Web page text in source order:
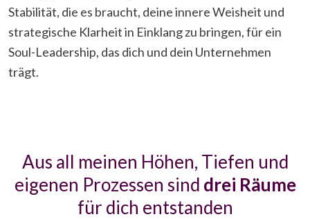
Stabilität, die es braucht, deine innere Weisheit und
strategische Klarheit in Einklang zu bringen, für ein
Soul-Leadership, das dich und dein Unternehmen
trägt.
Aus all meinen Höhen, Tiefen und
eigenen Prozessen sind drei Räume
für dich entstanden